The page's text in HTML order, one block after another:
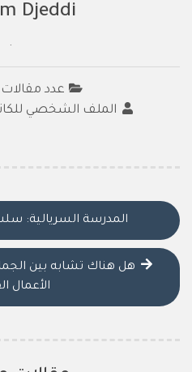
Djeddi
.
عدد مقالات
الملف الشخصي
المدرسة السريالية:
هل هناك تشابه بين
الأعمال